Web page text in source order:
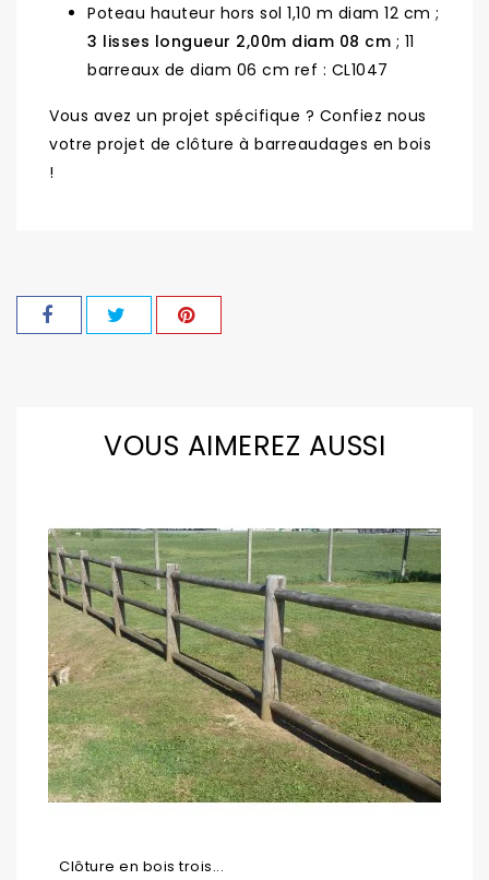
Poteau hauteur hors sol 1,10 m diam 12 cm ;
3 lisses longueur 2,00m diam 08 cm ; 11
barreaux de diam 06 cm ref : CL1047
Vous avez un projet spécifique ? Confiez nous
votre projet de clôture à barreaudages en bois
!
VOUS AIMEREZ AUSSI
Clôture en bois trois...